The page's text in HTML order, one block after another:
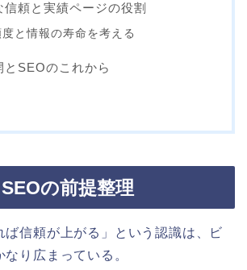
信頼と実績ページの役割
度と情報の寿命を考える
とSEOのこれから
の前提整理
ば信頼が上がる」という認識は、ビ
り広まっている。